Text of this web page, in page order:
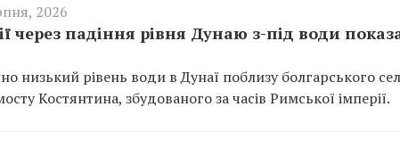
2026
через падіння рівня Дунаю з-під води
низький рівень води в Дунаї поблизу болгарського
Костянтина, збудованого за часів Римської імперії.